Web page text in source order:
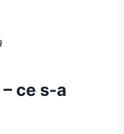
ce s-a